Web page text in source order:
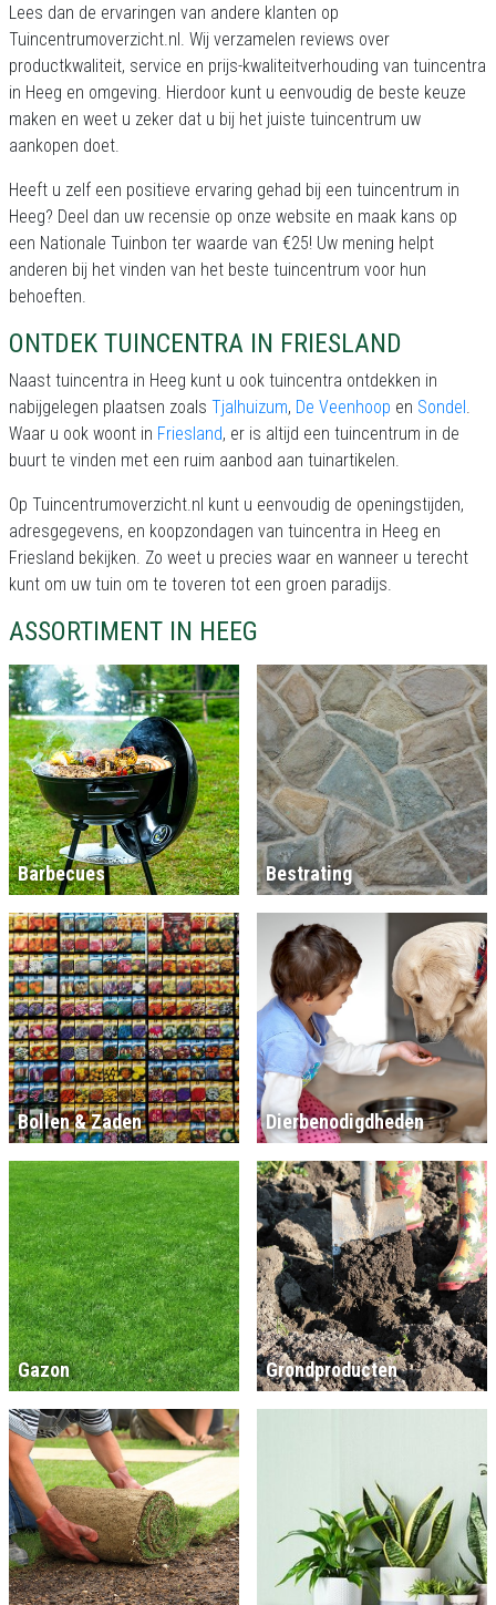
Lees dan de ervaringen van andere klanten op
Tuincentrumoverzicht.nl. Wij verzamelen reviews over
productkwaliteit, service en prijs-kwaliteitverhouding van tuincentra
in Heeg en omgeving. Hierdoor kunt u eenvoudig de beste keuze
maken en weet u zeker dat u bij het juiste tuincentrum uw
aankopen doet.
Heeft u zelf een positieve ervaring gehad bij een tuincentrum in
Heeg? Deel dan uw recensie op onze website en maak kans op
een Nationale Tuinbon ter waarde van €25! Uw mening helpt
anderen bij het vinden van het beste tuincentrum voor hun
behoeften.
ONTDEK TUINCENTRA IN FRIESLAND
Naast tuincentra in Heeg kunt u ook tuincentra ontdekken in
nabijgelegen plaatsen zoals Tjalhuizum, De Veenhoop en Sondel.
Waar u ook woont in Friesland, er is altijd een tuincentrum in de
buurt te vinden met een ruim aanbod aan tuinartikelen.
Op Tuincentrumoverzicht.nl kunt u eenvoudig de openingstijden,
adresgegevens, en koopzondagen van tuincentra in Heeg en
Friesland bekijken. Zo weet u precies waar en wanneer u terecht
kunt om uw tuin om te toveren tot een groen paradijs.
ASSORTIMENT IN HEEG
Barbecues Bestrating
Bollen & Zaden Dierbenodigdheden
Gazon Grondproducten